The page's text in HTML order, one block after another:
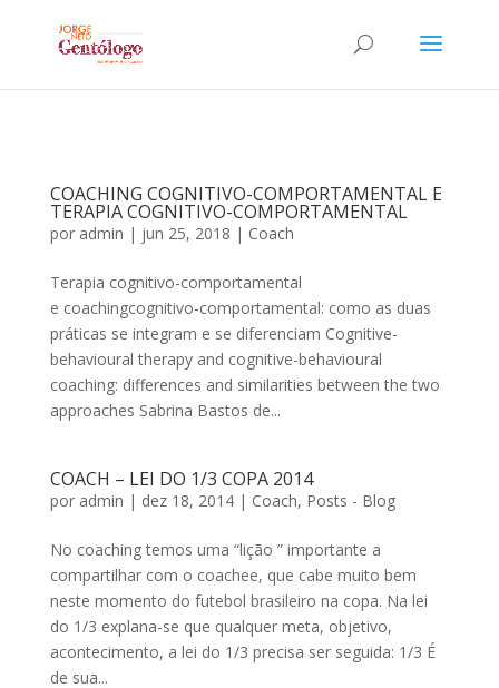
COACHING COGNITIVO-COMPORTAMENTAL E
TERAPIA COGNITIVO-COMPORTAMENTAL
por admin | jun 25, 2018 | Coach
Terapia cognitivo-comportamental
e coachingcognitivo-comportamental: como as duas
práticas se integram e se diferenciam Cognitive-
behavioural therapy and cognitive-behavioural
coaching: differences and similarities between the two
approaches Sabrina Bastos de...
COACH – LEI DO 1/3 COPA 2014
por admin | dez 18, 2014| Coach, Posts - Blog
No coaching temos uma “lição ” importante a
compartilhar com o coachee, que cabe muito bem
neste momento do futebol brasileiro na copa. Na lei
do 1/3 explana-se que qualquer meta, objetivo,
acontecimento, a lei do 1/3 precisa ser seguida: 1/3 É
de sua...